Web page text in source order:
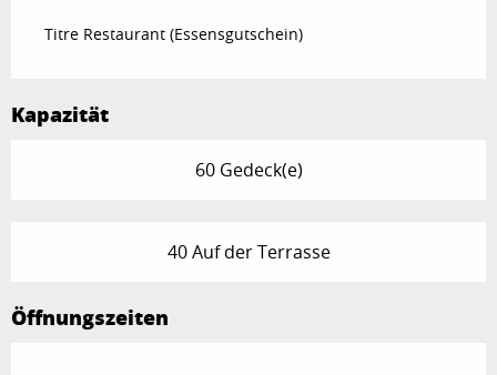
Titre Restaurant (Essensgutschein)
Kapazität
60 Gedeck(e)
40 Auf der Terrasse
Öffnungszeiten